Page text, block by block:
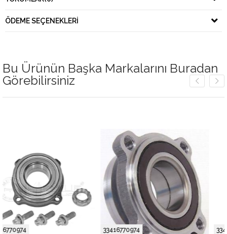
ÖDEME SEÇENEKLERI
Bu Ürünün Başka Markalarını Buradan
Görebilirsiniz
33416770974